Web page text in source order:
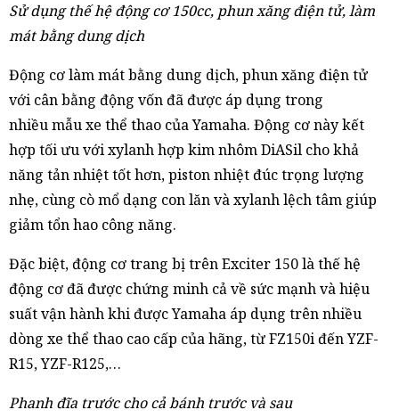
Sử dụng thế hệ động cơ 150cc, phun xăng điện tử, làm
mát bằng dung dịch
Động cơ làm mát bằng dung dịch, phun xăng điện tử
với cân bằng động vốn đã được áp dụng trong
nhiều mẫu xe thể thao của Yamaha. Động cơ này kết
hợp tối ưu với xylanh hợp kim nhôm DiASil cho khả
năng tản nhiệt tốt hơn, piston nhiệt đúc trọng lượng
nhẹ, cùng cò mổ dạng con lăn và xylanh lệch tâm giúp
giảm tổn hao công năng.
Đặc biệt, động cơ trang bị trên Exciter 150 là thế hệ
động cơ đã được chứng minh cả về sức mạnh và hiệu
suất vận hành khi được Yamaha áp dụng trên nhiều
dòng xe thể thao cao cấp của hãng, từ FZ150i đến YZF-
R15, YZF-R125,…
Phanh đĩa trước cho cả bánh trước và sau